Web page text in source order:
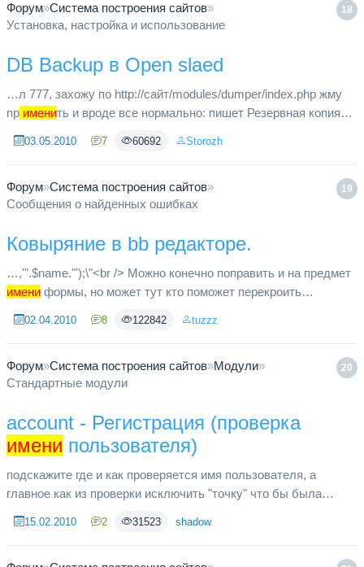
18
Форум»Система построения сайтов»
Установка, настройка и использование
DB Backup в Open slaed
…л 777, захожу по http://сайт/modules/dumper/index.php жму
пр именить и вроде все нормально: пишет Резервная копия
МБ Таблиц о...
03.05.2010 7 60692 Storozh
19
Форум»Система построения сайтов»
Сообщения о найденных ошибках
Ковыряние в bb редакторе.
…,'".$name."');\"<br /> Можно конечно поправить и на предмет
имени формы, но может тут кто поможет перекроить
document.getElementById. В таком ...
02.04.2010 8 122842 tuzzz
20
Форум»Система построения сайтов»Модули»
Стандартные модули
account - Регистрация (проверка
имени пользователя)
подскажите где и как проверяется имя пользователя, а
главное как из проверки исключить "точку" что бы была
15.02.2010 2 31523 shadow